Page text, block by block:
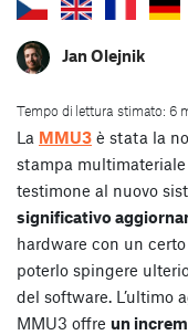
Jan Olejnik
Tempo di lettura stimato: 6
La MMU3 è stata la
stampa
testimone al nuovo
significativo
hardware con un
poterlo spingere
del software. L’ultimo
MMU3 offre un